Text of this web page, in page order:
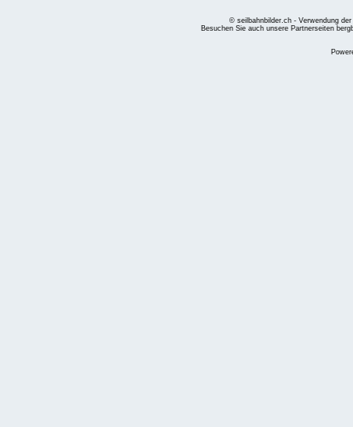
© seilbahnbilder.ch - Verwendung
Besuchen Sie auch unsere Partnerseiten